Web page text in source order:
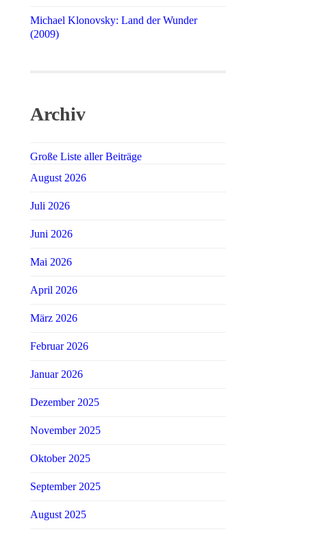
Michael Klonovsky: Land der Wunder
(2009)
Archiv
Große Liste aller Beiträge
August 2026
Juli 2026
Juni 2026
Mai 2026
April 2026
März 2026
Februar 2026
Januar 2026
Dezember 2025
November 2025
Oktober 2025
September 2025
August 2025